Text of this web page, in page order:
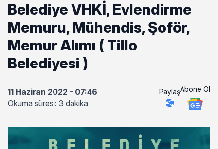
Memur Alımı ( Tillo
Belediyesi )
Belediye VHKİ, Evlendirme
Memuru, Mühendis, Şoför,
Memur Alımı ( Tillo
Belediyesi )
11 Haziran 2022 - 07:46
Okuma süresi: 3 dakika
PaylaşAbone Ol